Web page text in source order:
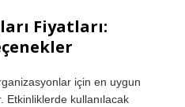
Fiyatları:
için en uygun
Etkinliklerde kullanılacak